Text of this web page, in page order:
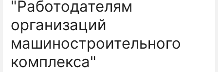
"Работодателям
организаций
машиностроительного
комплекса"